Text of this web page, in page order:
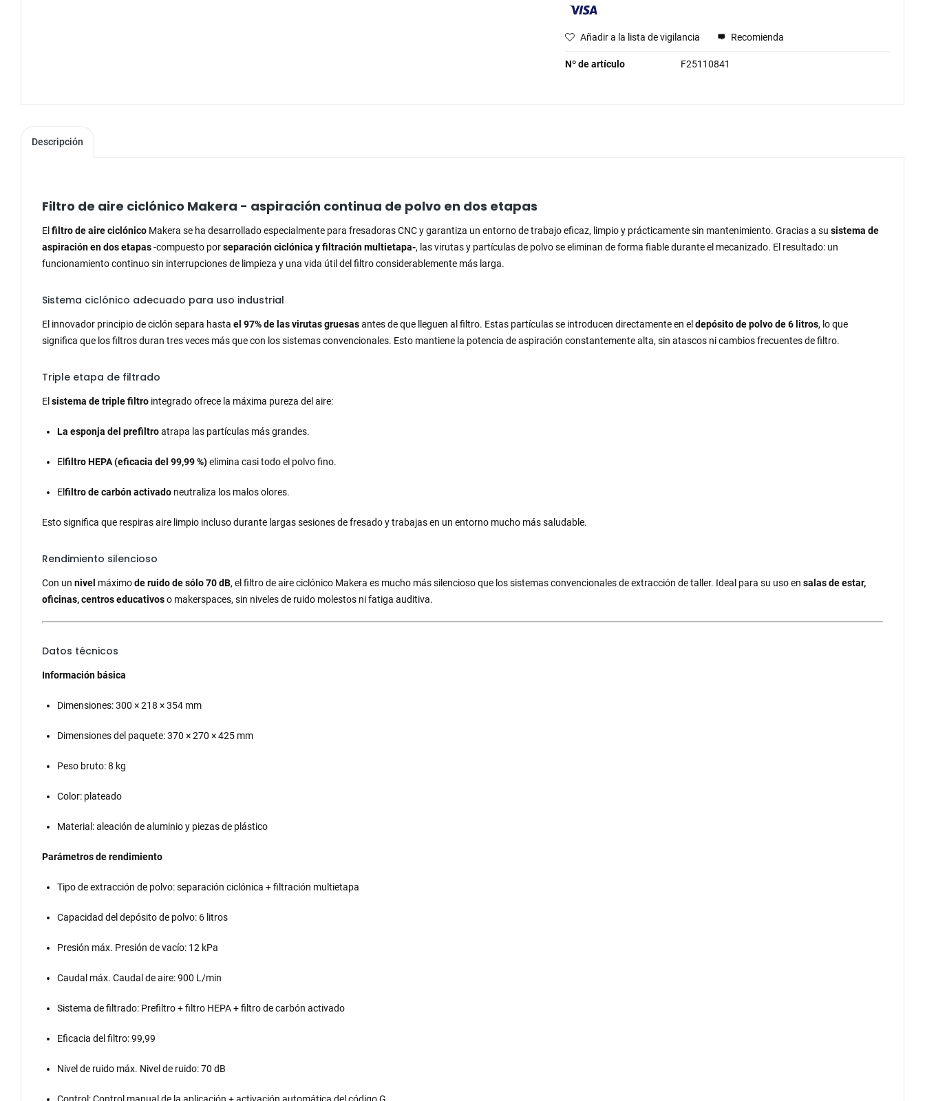
Añadir a la lista de vigilancia Recomienda
Nº de artículo F25110841
Descripción
Filtro de aire ciclónico Makera - aspiración continua de polvo en dos etapas
Elfiltro de aire ciclónico Makera se ha desarrollado especialmente para fresadoras CNC y garantiza un entorno de trabajo eficaz, limpio y prácticamente sin mantenimiento. Gracias a su sistema de
aspiración en dos etapas-compuesto porseparación ciclónica y filtración multietapa-, las virutas y partículas de polvo se eliminan de forma fiable durante el mecanizado. El resultado: un
funcionamiento continuo sin interrupciones de limpieza y una vida útil del filtro considerablemente más larga.
Sistema ciclónico adecuado para uso industrial
El innovador principio de ciclón separa hasta el 97% de las virutas gruesasantes de que lleguen al filtro. Estas partículas se introducen directamente en eldepósito de polvo de 6 litros, lo que
significa que los filtros duran tres veces más que con los sistemas convencionales. Esto mantiene la potencia de aspiración constantemente alta, sin atascos ni cambios frecuentes de filtro.
Triple etapa de filtrado
Elsistema de triple filtro integrado ofrece la máxima pureza del aire:
La esponja del prefiltroatrapa las partículas más grandes.
Elfiltro HEPA (eficacia del 99,99 %)elimina casi todo el polvo fino.
Elfiltro de carbón activado neutraliza los malos olores.
Esto significa que respiras aire limpio incluso durante largas sesiones de fresado y trabajas en un entorno mucho más saludable.
Rendimiento silencioso
Con un nivel máximode ruido de sólo 70 dB, el filtro de aire ciclónico Makera es mucho más silencioso que los sistemas convencionales de extracción de taller. Ideal para su uso en salas de estar,
oficinas, centros educativoso makerspaces, sin niveles de ruido molestos ni fatiga auditiva.
Datos técnicos
Información básica
Dimensiones: 300 × 218 × 354 mm
Dimensiones del paquete: 370 × 270 × 425 mm
Peso bruto: 8 kg
Color: plateado
Material: aleación de aluminio y piezas de plástico
Parámetros de rendimiento
Tipo de extracción de polvo: separación ciclónica + filtración multietapa
Capacidad del depósito de polvo: 6 litros
Presión máx. Presión de vacío: 12 kPa
Caudal máx. Caudal de aire: 900 L/min
Sistema de filtrado: Prefiltro + filtro HEPA + filtro de carbón activado
Eficacia del filtro: 99,99
Nivel de ruido máx. Nivel de ruido: 70 dB
Control: Control manual de la aplicación + activación automática del código G